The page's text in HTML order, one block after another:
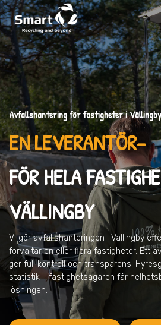
Avfallshantering för fastigheter i Vällingby
EN LEVERANTÖR–
FÖR HELA
VÄLLINGBY
Vi gör avfallshanteringen i Vällingby
förvaltar en eller flera fastigheter. Ett
ger full kontroll och transparens.
statistik - fastighetsägaren får
lösningen.